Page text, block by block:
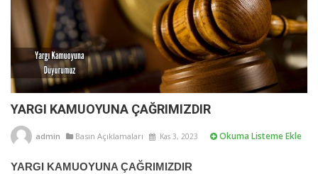
YARGI KAMUOYUNA ÇAĞRIMIZDIR
admin Basın Açıklamaları Kas 3, 2023 Okuma Listeme Ekle
YARGI KAMUOYUNA ÇAĞRIMIZDIR